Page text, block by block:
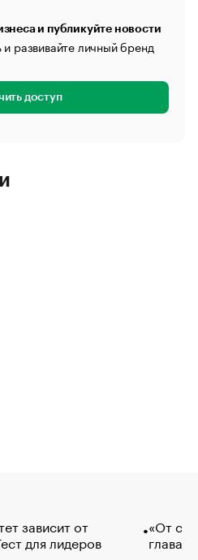
и публикуйте новости
развивайте личный бренд
доступ
зависит от
для лидеров
«От
глава